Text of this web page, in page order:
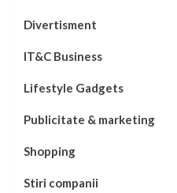
Divertisment
IT&C Business
Lifestyle Gadgets
Publicitate & marketing
Shopping
Stiri companii